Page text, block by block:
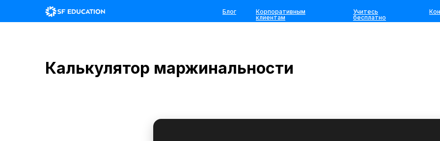
Блог
Корпоративным
клиентам
Учитесь
бесплатно
Калькулятор маржинальности